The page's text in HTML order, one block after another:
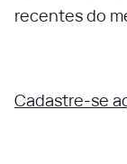
recentes do
Cadastre-se